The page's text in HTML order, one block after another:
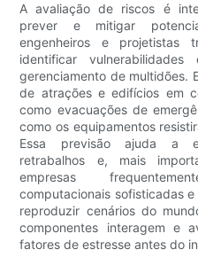
A avaliação de riscos é
prever e mitigar
engenheiros e projetistas
identificar
gerenciamento de multidões.
de atrações e edifícios em
como evacuações de
como os equipamentos
Essa previsão ajuda a
retrabalhos e, mais
empresas
computacionais sofisticadas
reproduzir cenários do
componentes interagem e
fatores de estresse antes do